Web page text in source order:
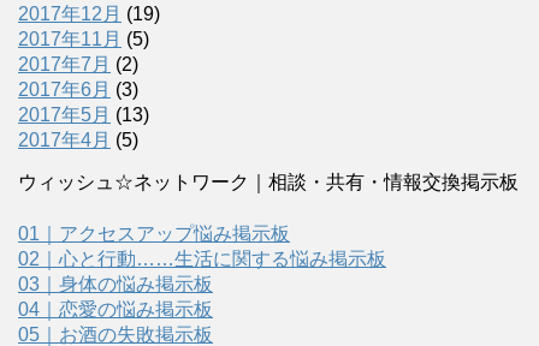
2017年12月 (19)
2017年11月 (5)
2017年7月 (2)
2017年6月 (3)
2017年5月 (13)
2017年4月 (5)
ウィッシュ☆ネットワーク｜相談・共有・情報交換掲示板
01｜アクセスアップ悩み掲示板
02｜心と行動……生活に関する悩み掲示板
03｜身体の悩み掲示板
04｜恋愛の悩み掲示板
05｜お酒の失敗掲示板